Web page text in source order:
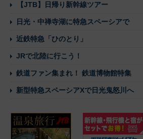
【JTB】日帰り新幹線ツアー
日光・中禅寺湖に特急スペーシアで
近鉄特急「ひのとり」
JRで北陸に行こう！
鉄道ファン集まれ！ 鉄道博物館特集
新型特急スペーシアXで日光鬼怒川へ